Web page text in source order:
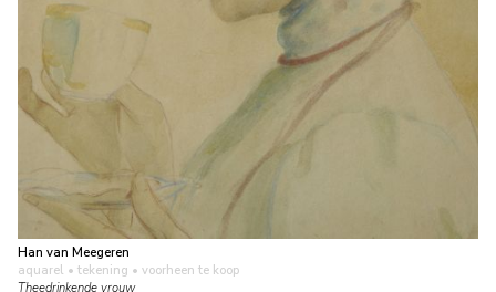
Han van Meegeren
aquarel • tekening • voorheen te koop
Theedrinkende vrouw